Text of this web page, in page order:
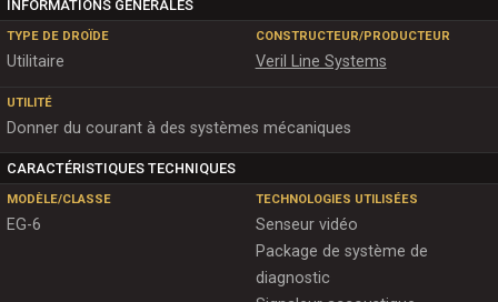
INFORMATIONS GÉNÉRALES
TYPE DE DROÏDE
Utilitaire
CONSTRUCTEUR/PRODUCTEUR
Veril Line Systems
UTILITÉ
Donner du courant à des systèmes mécaniques
CARACTÉRISTIQUES TECHNIQUES
MODÈLE/CLASSE
EG-6
TECHNOLOGIES UTILISÉES
Senseur vidéo
Package de système de
diagnostic